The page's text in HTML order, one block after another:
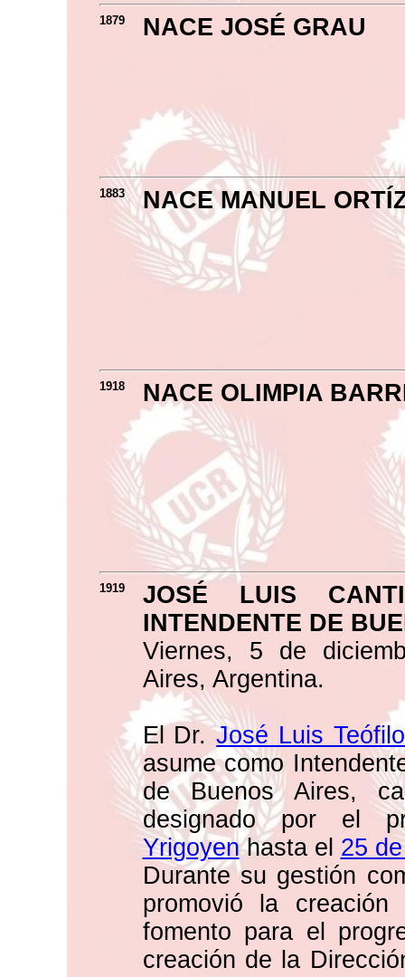
1879 NACE JOSÉ GRAU
1883 NACE MANUEL
1918 NACE OLIMPIA
1919
JOSÉ LUIS
INTENDENTE DE
Viernes, 5 de
Aires, Argentina.
El Dr.José Luis
asume como
de Buenos Aires,
designado por el
Yrigoyenhasta el 25
Durante su gestión
promovió la
fomento para el
creación de la